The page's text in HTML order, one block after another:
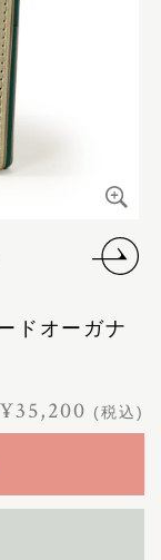
ドオーガナ
¥35,200 (税込)